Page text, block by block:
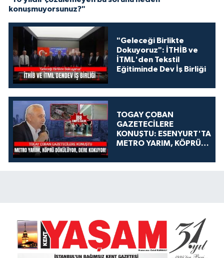
konuşmuyorsunuz?"
"Geleceği Birlikte
Dokuyoruz": İTHİB ve
İTML'den Tekstil
Eğitiminde Dev İş Birliği
TOGAY ÇOBAN
GAZETECİLERE
KONUŞTU: ESENYURT'TA
METRO YARIM, KÖPRÜ
KOKUYOR!